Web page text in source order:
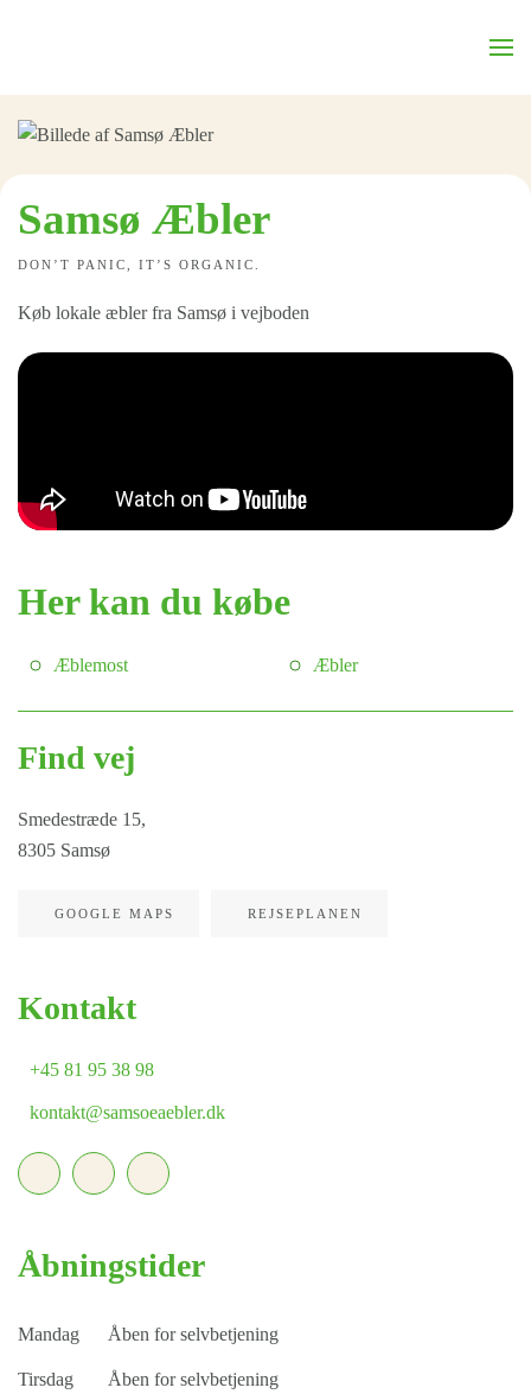
Samsø Æbler
DON’T PANIC, IT’S ORGANIC.
Køb lokale æbler fra Samsø i vejboden
Her kan du købe
Æblemost Æbler
Find vej
Smedestræde 15,
8305 Samsø
GOOGLE MAPS REJSEPLANEN
Kontakt
+45 81 95 38 98
kontakt@samsoeaebler.dk
Åbningstider
Mandag Åben for selvbetjening
Tirsdag Åben for selvbetjening